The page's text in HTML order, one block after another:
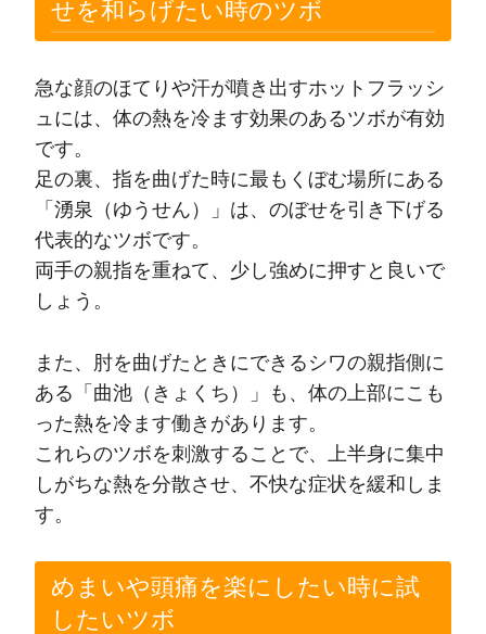
せを和らげたい時のツボ
急な顔のほてりや汗が噴き出すホットフラッシ
ュには、体の熱を冷ます効果のあるツボが有効
です。
足の裏、指を曲げた時に最もくぼむ場所にある
「湧泉（ゆうせん）」は、のぼせを引き下げる
代表的なツボです。
両手の親指を重ねて、少し強めに押すと良いで
しょう。
また、肘を曲げたときにできるシワの親指側に
ある「曲池（きょくち）」も、体の上部にこも
った熱を冷ます働きがあります。
これらのツボを刺激することで、上半身に集中
しがちな熱を分散させ、不快な症状を緩和しま
す。
めまいや頭痛を楽にしたい時に試
したいツボ